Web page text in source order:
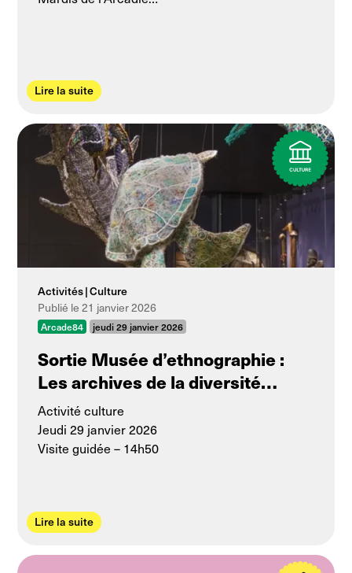
Lire la suite
Activités Culture
Publié le 21 janvier 2026
Arcade84 jeudi 29 janvier 2026
Sortie Musée d’ethnographie :
Les archives de la diversité
humaine
Activité culture
Jeudi 29 janvier 2026
Visite guidée – 14h50
Lire la suite